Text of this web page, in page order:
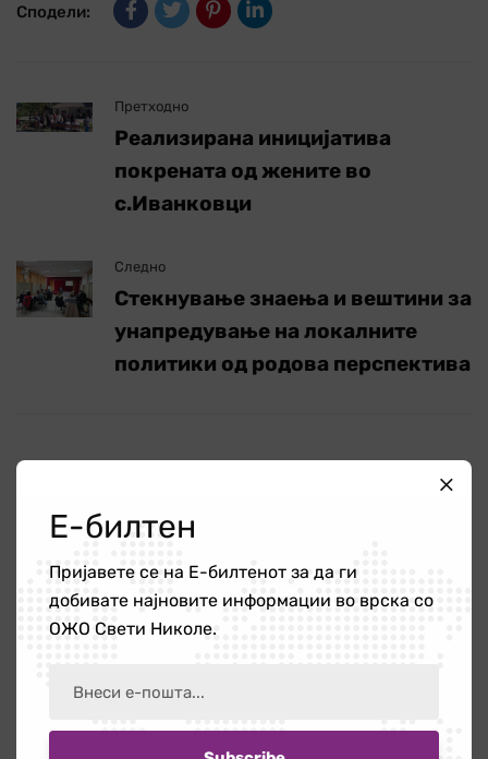
Сподели:
Претходно
Реализирана иницијатива
покрената од жените во
с.Иванковци
Следно
Стекнување знаења и вештини за
унапредување на локалните
политики од родова перспектива
Е-билтен
Пријавете се на Е-билтенот за да ги
добивате најновите информации во врска со
ОЖО Свети Николе.